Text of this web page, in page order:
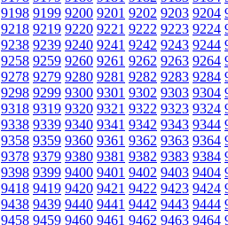
9198 9199 9200 9201 9202 9203 9204
9218 9219 9220 9221 9222 9223 9224
9238 9239 9240 9241 9242 9243 9244
9258 9259 9260 9261 9262 9263 9264
9278 9279 9280 9281 9282 9283 9284
9298 9299 9300 9301 9302 9303 9304
9318 9319 9320 9321 9322 9323 9324
9338 9339 9340 9341 9342 9343 9344
9358 9359 9360 9361 9362 9363 9364
9378 9379 9380 9381 9382 9383 9384
9398 9399 9400 9401 9402 9403 9404
9418 9419 9420 9421 9422 9423 9424
9438 9439 9440 9441 9442 9443 9444
9458 9459 9460 9461 9462 9463 9464